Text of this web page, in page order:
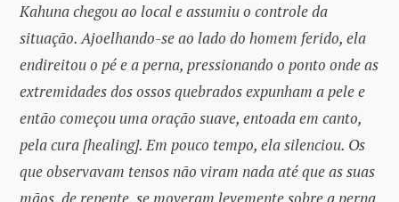
Kahuna chegou ao local e assumiu o controle da
situação. Ajoelhando-se ao lado do homem ferido, ela
endireitou o pé e a perna, pressionando o ponto onde as
extremidades dos ossos quebrados expunham a pele e
então começou uma oração suave, entoada em canto,
pela cura [healing]. Em pouco tempo, ela silenciou. Os
que observavam tensos não viram nada até que as suas